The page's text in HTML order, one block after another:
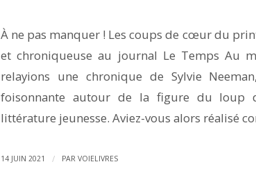
À ne pas manquer ! Les coups de cœur du
et chroniqueuse au journal Le Temps Au
relayions une chronique de Sylvie
foisonnante autour de la figure du loup
littérature jeunesse. Aviez-vous alors réalisé
14 JUIN 2021 / PAR VOIELIVRES